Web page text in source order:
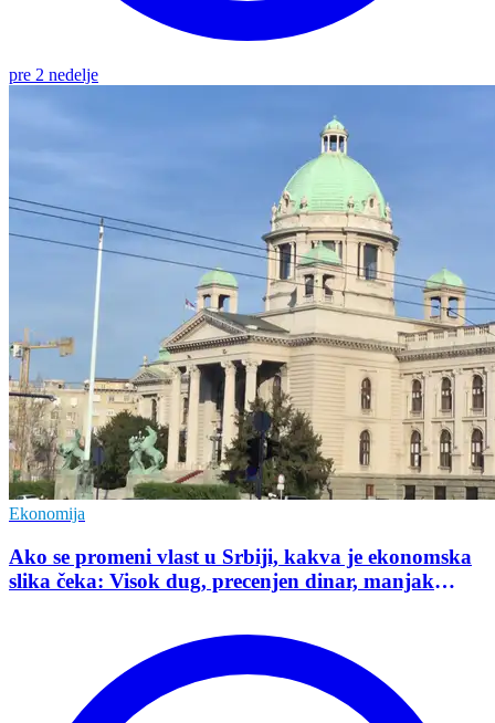
pre 2 nedelje
Ekonomija
Ako se promeni vlast u Srbiji, kakva je ekonomska
slika čeka: Visok dug, precenjen dinar, manjak